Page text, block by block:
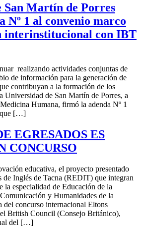
San Martín de Porres
Nº 1 al convenio marco
interinstitucional con IBT
realizando actividades conjuntas de
de información para la generación de
contribuyan a la formación de los
Universidad de San Martín de Porres, a
Humana, firmó la adenda Nº 1
que […]
EGRESADOS ES
CONCURSO
educativa, el proyecto presentado
de Inglés de Tacna (REDIT) que integran
la especialidad de Educación de la
y Humanidades de la
concurso internacional Eltons
British Council (Consejo Británico),
del […]